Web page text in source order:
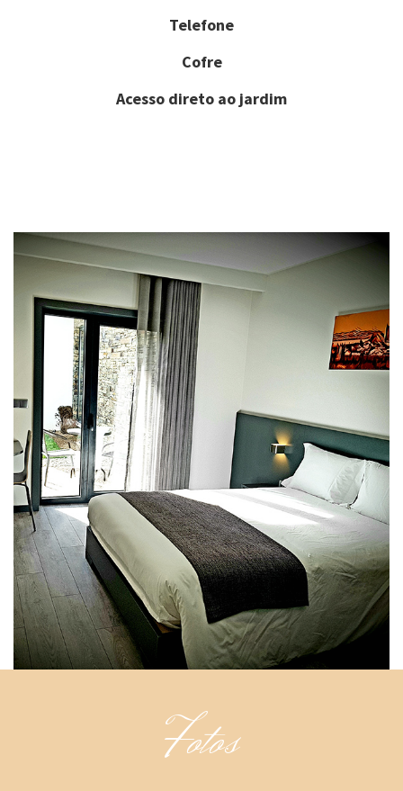
Telefone
Cofre
Acesso direto ao jardim
Fotos